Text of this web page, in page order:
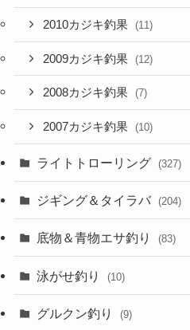
2010カジキ釣果 (11)
2009カジキ釣果 (12)
2008カジキ釣果 (7)
2007カジキ釣果 (10)
ライトトローリング (327)
ジギング＆タイラバ (204)
底物＆青物エサ釣り (83)
泳がせ釣り (10)
グルクン釣り (9)